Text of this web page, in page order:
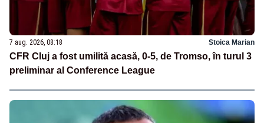
7 aug. 2026, 08:18 Stoica Marian
CFR Cluj a fost umilită acasă, 0-5, de Tromso, în turul 3
preliminar al Conference League